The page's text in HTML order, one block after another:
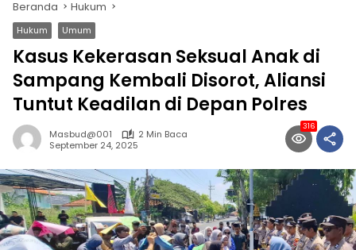
Beranda Hukum
Hukum Umum
Kasus Kekerasan Seksual Anak di
Sampang Kembali Disorot, Aliansi
Tuntut Keadilan di Depan Polres
Masbud@001
2 Min Baca
September 24, 2025
316